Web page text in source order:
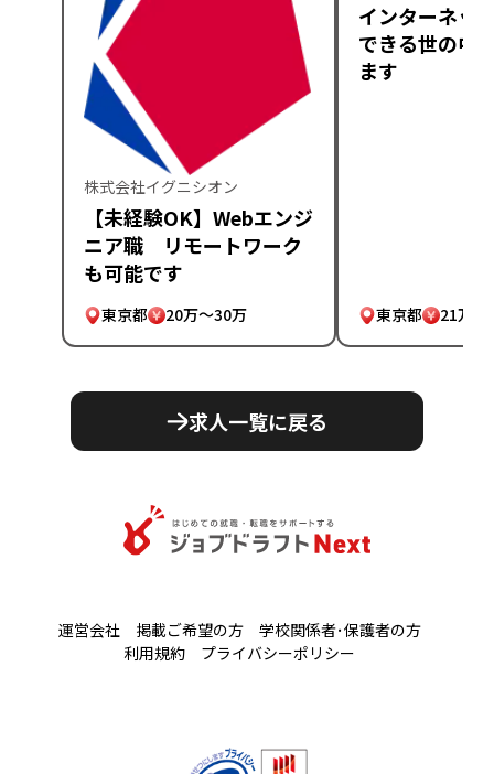
株式会社イグニシオン
【未経験OK】Webエンジ
ニア職 リモートワーク
も可能です
東京都 20万～30万
インターネッ
できる世の中
ます
東京都 21万～
求人一覧に戻る
運営会社 掲載ご希望の方
学校関係者･保護者の方
利用規約
プライバシーポリシー